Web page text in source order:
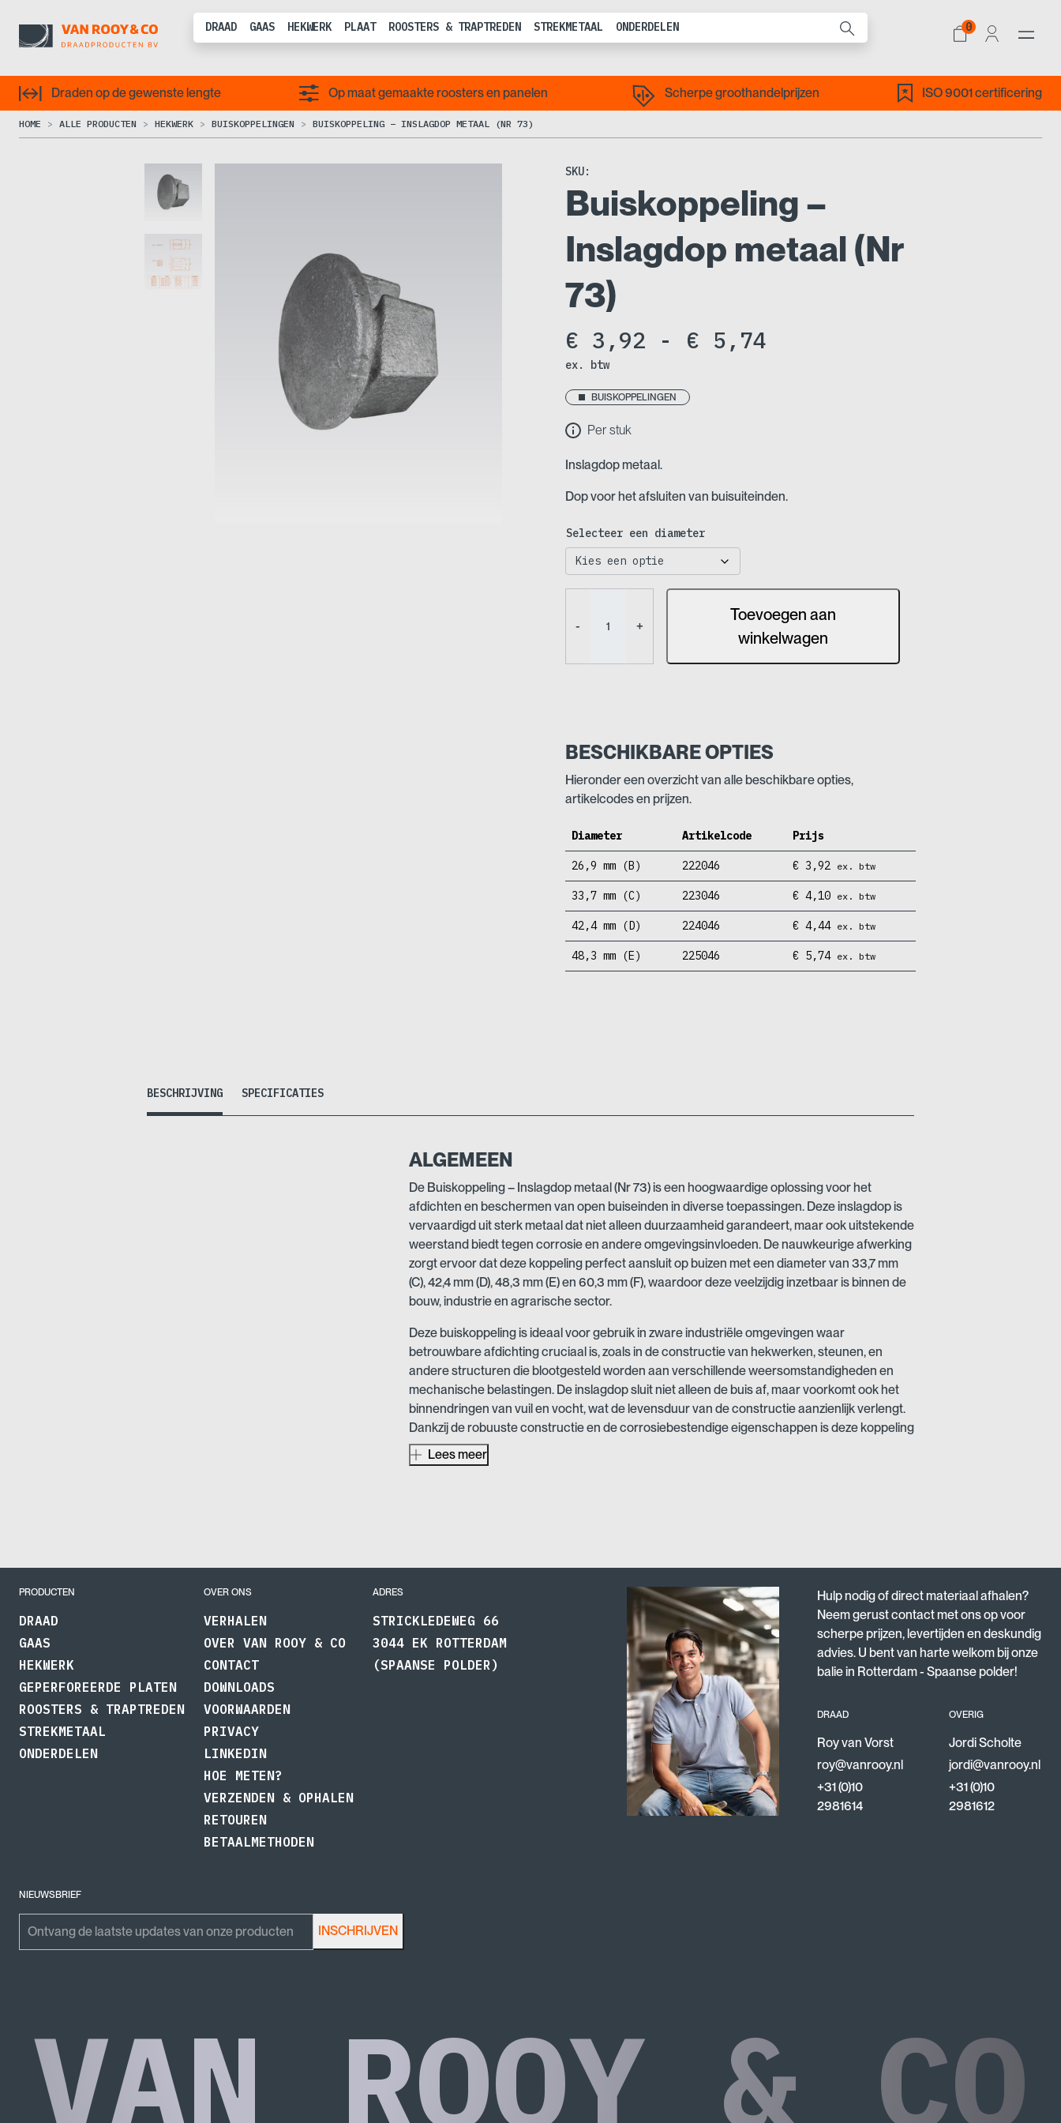
DRAAD GAAS HEKWERK PLAAT ROOSTERS & TRAPTREDEN STREKMETAAL ONDERDELEN 0
Draden op de gewenste lengte Op maat gemaakte roosters en panelen Scherpe groothandelprijzen ISO 9001 certificering
HOME ALLE PRODUCTEN HEKWERK BUISKOPPELINGEN BUISKOPPELING – INSLAGDOP METAAL (NR 73)
SKU:
Buiskoppeling –
Inslagdop metaal (Nr
73)
€ 3,92 - € 5,74
ex. btw
BUISKOPPELINGEN
Per stuk
Inslagdop metaal.
Dop voor het afsluiten van buisuiteinden.
Selecteer een diameter
-
Inslagdop
+
Toevoegen aan
winkelwagen
BESCHIKBARE OPTIES
Hieronder een overzicht van alle beschikbare opties,
artikelcodes en prijzen.
Diameter Artikelcode Prijs
26,9 mm (B) 222046 € 3,92 ex. btw
33,7 mm (C) 223046 € 4,10 ex. btw
42,4 mm (D) 224046 € 4,44 ex. btw
48,3 mm (E) 225046 € 5,74 ex. btw
BESCHRIJVING SPECIFICATIES
ALGEMEEN
De Buiskoppeling – Inslagdop metaal (Nr 73) is een hoogwaardige oplossing voor het
afdichten en beschermen van open buiseinden in diverse toepassingen. Deze inslagdop is
vervaardigd uit sterk metaal dat niet alleen duurzaamheid garandeert, maar ook uitstekende
weerstand biedt tegen corrosie en andere omgevingsinvloeden. De nauwkeurige afwerking
zorgt ervoor dat deze koppeling perfect aansluit op buizen met een diameter van 33,7 mm
(C), 42,4 mm (D), 48,3 mm (E) en 60,3 mm (F), waardoor deze veelzijdig inzetbaar is binnen de
bouw, industrie en agrarische sector.
Deze buiskoppeling is ideaal voor gebruik in zware industriële omgevingen waar
betrouwbare afdichting cruciaal is, zoals in de constructie van hekwerken, steunen, en
andere structuren die blootgesteld worden aan verschillende weersomstandigheden en
mechanische belastingen. De inslagdop sluit niet alleen de buis af, maar voorkomt ook het
binnendringen van vuil en vocht, wat de levensduur van de constructie aanzienlijk verlengt.
Dankzij de robuuste constructie en de corrosiebestendige eigenschappen is deze koppeling
perfect voor buitenprojecten en andere toepassingen waar duurzaamheid en
betrouwbaarheid van groot belang zijn.
Lees meer
PRODUCTEN
DRAAD
GAAS
HEKWERK
GEPERFOREERDE PLATEN
ROOSTERS & TRAPTREDEN
STREKMETAAL
ONDERDELEN
OVER ONS
VERHALEN
OVER VAN ROOY & CO
CONTACT
DOWNLOADS
VOORWAARDEN
PRIVACY
LINKEDIN
HOE METEN?
VERZENDEN & OPHALEN
RETOUREN
BETAALMETHODEN
ADRES
STRICKLEDEWEG 66
3044 EK ROTTERDAM
(SPAANSE POLDER)
NIEUWSBRIEF
INSCHRIJVEN
Hulp nodig of direct materiaal afhalen?
Neem gerust contact met ons op voor
scherpe prijzen, levertijden en deskundig
advies. U bent van harte welkom bij onze
balie in Rotterdam - Spaanse polder!
DRAAD
Roy van Vorst
roy@vanrooy.nl
+31 (0)10
2981614
OVERIG
Jordi Scholte
jordi@vanrooy.nl
+31 (0)10
2981612
VAN ROOY & CO